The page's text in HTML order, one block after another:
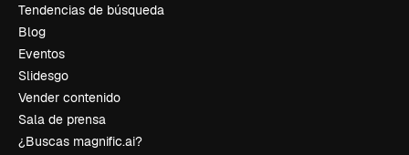
Tendencias de búsqueda
Blog
Eventos
Slidesgo
Vender contenido
Sala de prensa
¿Buscas magnific.ai?